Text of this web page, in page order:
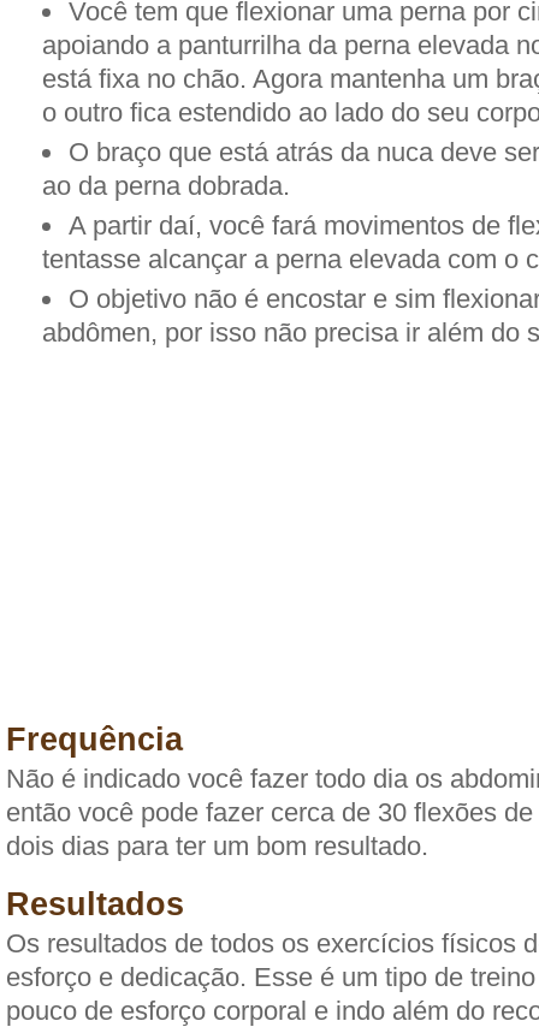
Você tem que flexionar uma perna por
apoiando a panturrilha da perna elevada
está fixa no chão. Agora mantenha um
o outro fica estendido ao lado do seu
O braço que está atrás da nuca deve
ao da perna dobrada.
A partir daí, você fará movimentos de
tentasse alcançar a perna elevada com o
O objetivo não é encostar e sim
abdômen, por isso não precisa ir além do
Frequência
Não é indicado você fazer todo dia os
então você pode fazer cerca de 30 flexões
dois dias para ter um bom resultado.
Resultados
Os resultados de todos os exercícios físicos
esforço e dedicação. Esse é um tipo de
pouco de esforço corporal e indo além do